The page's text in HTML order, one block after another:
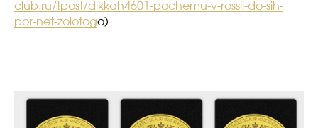
club.ru/tpost/dikkah4601-pochemu-v-rossii-do-sih-
por-net-zolotogo)